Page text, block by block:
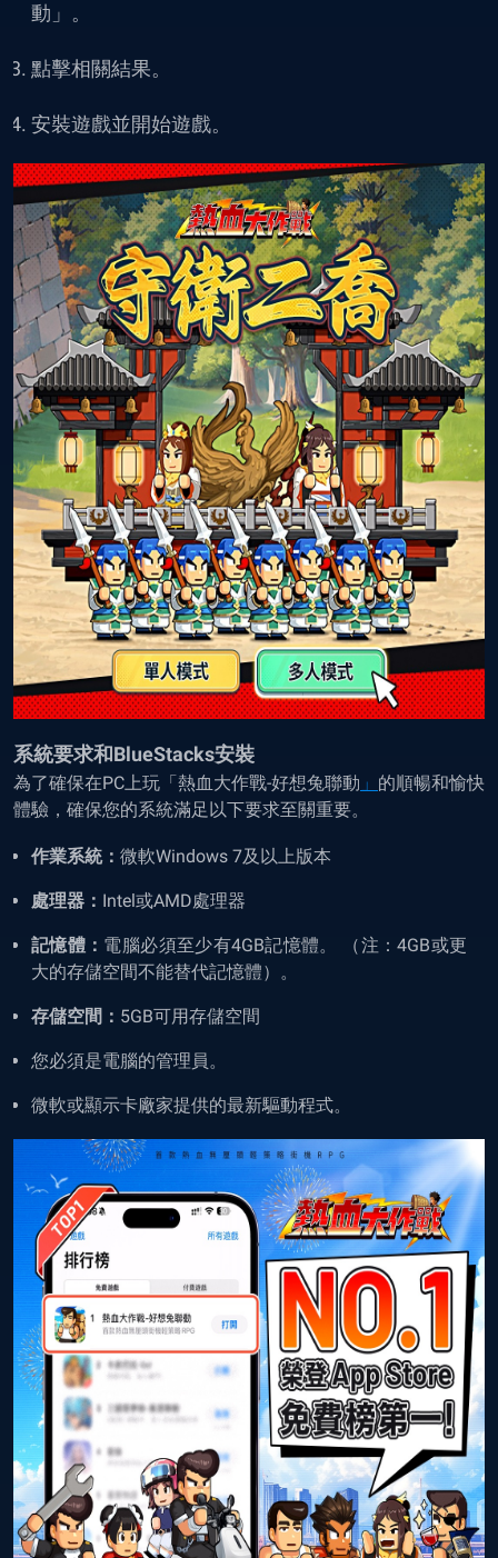
動 」。
點擊相關結果。
安裝遊戲並開始遊戲。
系統要求和BlueStacks安裝
為了確保在PC上玩 「熱血大作戰-好想兔聯動 」 的順暢和愉快
體驗，確保您的系統滿足以下要求至關重要。
作業系統： 微軟Windows 7及以上版本
處理器： Intel或AMD處理器
記憶體： 電腦必須至少有4GB記憶體。 （注：4GB或更
大的存儲空間不能替代記憶體）。
存儲空間： 5GB可用存儲空間
您必須是電腦的管理員。
微軟或顯示卡廠家提供的最新驅動程式。